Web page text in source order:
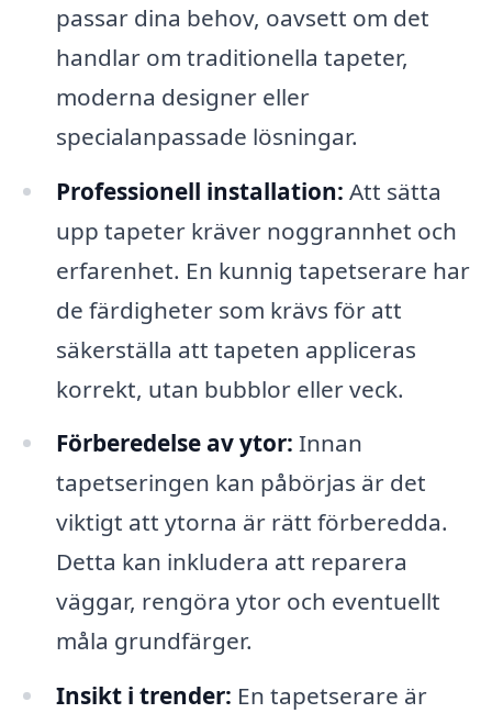
passar dina behov, oavsett om det
handlar om traditionella tapeter,
moderna designer eller
specialanpassade lösningar.
Professionell installation: Att sätta
upp tapeter kräver noggrannhet och
erfarenhet. En kunnig tapetserare har
de färdigheter som krävs för att
säkerställa att tapeten appliceras
korrekt, utan bubblor eller veck.
Förberedelse av ytor: Innan
tapetseringen kan påbörjas är det
viktigt att ytorna är rätt förberedda.
Detta kan inkludera att reparera
väggar, rengöra ytor och eventuellt
måla grundfärger.
Insikt i trender: En tapetserare är